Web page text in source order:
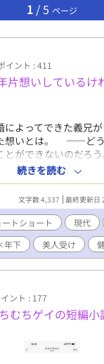
1 / 5 ページ
イント : 411
片想いしているけ
よってできた義兄
想いとは。 ――ど
とができないのだろ
た終わり。 義兄×義
日まで高校生だった
続きを読む
文字数 4,337 最終更新日
ートショート 現代
年下 美人受け
ント : 177
ちゲイの短編